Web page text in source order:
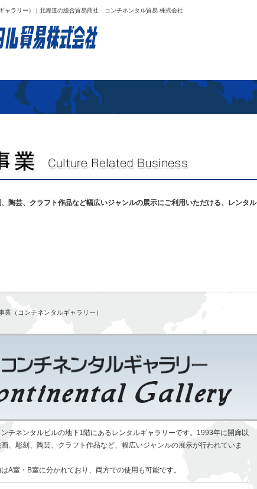
ャラリー） | 北海道の総合貿易商社 コンチネンタル貿易 株式会社
陶芸、クラフト作品など幅広いジャンルの展示にご利用いただける、レンタル
業（コンチネンタルギャラリー）
チネンタルビルの地下1階にあるレンタルギャラリーです。1993年に開廊以
、彫刻、陶芸、クラフト作品など、幅広いジャンルの展示が行われていま
A室・B室に分かれており、両方での使用も可能です。